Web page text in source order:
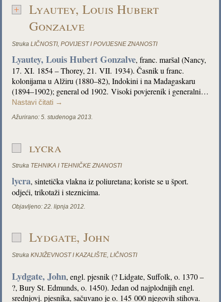
Lyautey, Louis Hubert
Gonzalve
Struka LIČNOSTI,POVIJEST I POVIJESNE ZNANOSTI
Lyautey, Louis Hubert Gonzalve, franc. maršal (Nancy,
17. XI. 1854 – Thorey, 21. VII. 1934). Časnik u franc.
kolonijama u Alžiru (1880–82), Indokini i na Madagaskaru
(1894–1902); general od 1902. Visoki povjerenik i generalni…
Nastavi čitati →
Ažurirano: 5. studenoga 2013.
lycra
Struka TEHNIKA I TEHNIČKE ZNANOSTI
lycra, sintetička vlakna iz poliuretana; koriste se u šport.
odjeći, trikotaži i steznicima.
Objavljeno: 22. lipnja 2012.
Lydgate, John
Struka KNJIŽEVNOST I KAZALIŠTE,LIČNOSTI
Lydgate, John, engl. pjesnik (? Lidgate, Suffolk, o. 1370 –
?, Bury St. Edmunds, o. 1450). Jedan od najplodnijih engl.
srednjovj. pjesnika, sačuvano je o. 145 000 njegovih stihova.